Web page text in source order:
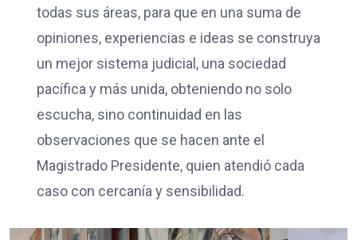
todas sus áreas, para que en una suma de
opiniones, experiencias e ideas se construya
un mejor sistema judicial, una sociedad
pacífica y más unida, obteniendo no solo
escucha, sino continuidad en las
observaciones que se hacen ante el
Magistrado Presidente, quien atendió cada
caso con cercanía y sensibilidad.